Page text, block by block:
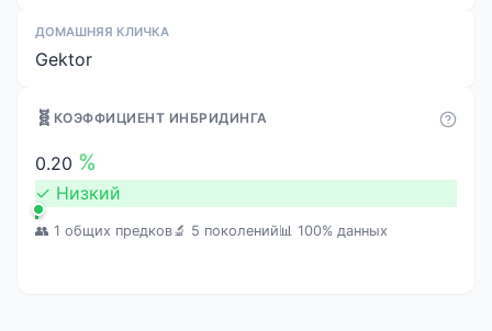
ДОМАШНЯЯ КЛИЧКА
Gektor
🧬 КОЭФФИЦИЕНТ ИНБРИДИНГА
0.20 %
✓ Низкий
👥 1 общих предков🔬 5 поколений📊 100% данных